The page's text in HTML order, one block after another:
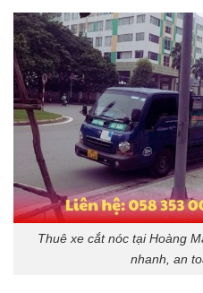
Thuê xe cắt nóc tại Hoàng
nhanh, an